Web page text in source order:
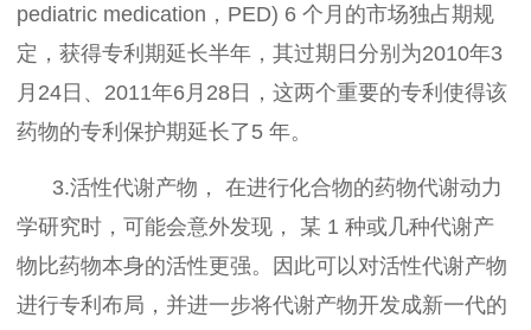
pediatric medication，PED) 6 个月的市场独占期规
定，获得专利期延长半年，其过期日分别为2010年3
月24日、2011年6月28日，这两个重要的专利使得该
药物的专利保护期延长了5 年。
3.活性代谢产物， 在进行化合物的药物代谢动力
学研究时，可能会意外发现， 某 1 种或几种代谢产
物比药物本身的活性更强。因此可以对活性代谢产物
进行专利布局，并进一步将代谢产物开发成新一代的